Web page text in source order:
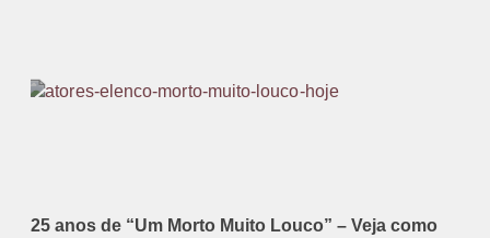
25 anos de “Um Morto Muito Louco” – Veja como